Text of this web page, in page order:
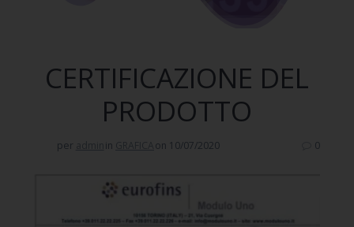
CERTIFICAZIONE DEL
PRODOTTO
per in on 10/07/2020 0